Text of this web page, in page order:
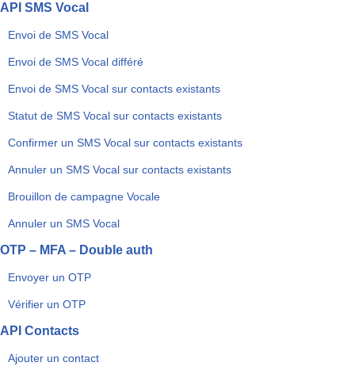
API SMS Vocal
Envoi de SMS Vocal
Envoi de SMS Vocal différé
Envoi de SMS Vocal sur contacts existants
Statut de SMS Vocal sur contacts existants
Confirmer un SMS Vocal sur contacts existants
Annuler un SMS Vocal sur contacts existants
Brouillon de campagne Vocale
Annuler un SMS Vocal
OTP – MFA – Double auth
Envoyer un OTP
Vérifier un OTP
API Contacts
Ajouter un contact